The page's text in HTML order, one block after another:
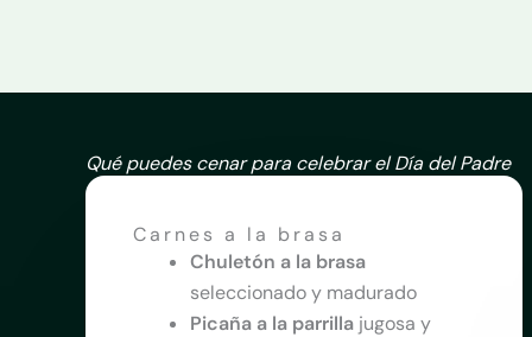
Qué puedes cenar para celebrar el Día del Padre
Carnes a la brasa
Chuletón a la brasa
seleccionado y madurado
Picaña a la parrilla jugosa y